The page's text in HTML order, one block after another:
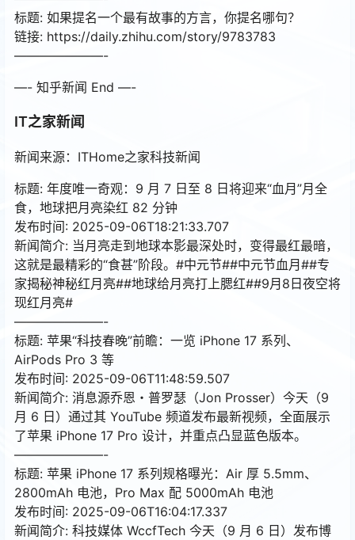
标题: 如果提名一个最有故事的方言，你提名哪句？
链接: https://daily.zhihu.com/story/9783783
———————-
—- 知乎新闻 End —-
IT之家新闻
新闻来源：ITHome之家科技新闻
标题: 年度唯一奇观：9 月 7 日至 8 日将迎来“血月”月全
食，地球把月亮染红 82 分钟
发布时间: 2025-09-06T18:21:33.707
新闻简介: 当月亮走到地球本影最深处时，变得最红最暗，
这就是最精彩的“食甚”阶段。#中元节##中元节血月##专
家揭秘神秘红月亮##地球给月亮打上腮红##9月8日夜空将
现红月亮#
———————-
标题: 苹果“科技春晚”前瞻：一览 iPhone 17 系列、
AirPods Pro 3 等
发布时间: 2025-09-06T11:48:59.507
新闻简介: 消息源乔恩・普罗瑟（Jon Prosser）今天（9
月 6 日）通过其 YouTube 频道发布最新视频，全面展示
了苹果 iPhone 17 Pro 设计，并重点凸显蓝色版本。
———————-
标题: 苹果 iPhone 17 系列规格曝光：Air 厚 5.5mm、
2800mAh 电池，Pro Max 配 5000mAh 电池
发布时间: 2025-09-06T16:04:17.337
新闻简介: 科技媒体 WccfTech 今天（9 月 6 日）发布博